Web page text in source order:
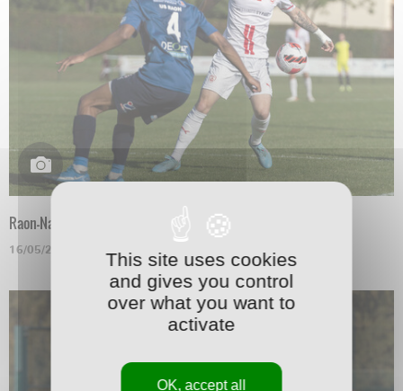
Raon-Nancy en N3
16/05/2022
This site uses cookies
and gives you control
over what you want to
activate
OK, accept all